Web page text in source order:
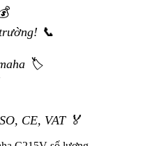
📞
🏷️
CE, VAT 🏅